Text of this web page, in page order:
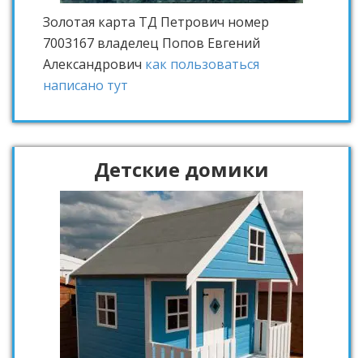
Золотая карта ТД Петрович номер
7003167 владелец Попов Евгений
Александрович как пользоваться
написано тут
Детские домики